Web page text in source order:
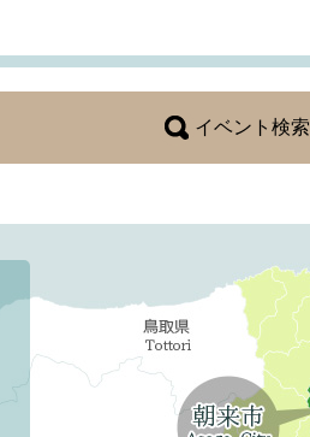
イベント検索